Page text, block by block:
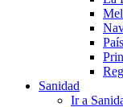
Sanidad
Ir a